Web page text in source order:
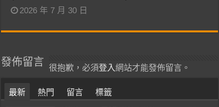
2026 年 7 月 30 日
發佈留言
很抱歉，必須登入網站才能發佈留言。
最新 熱門 留言 標籤